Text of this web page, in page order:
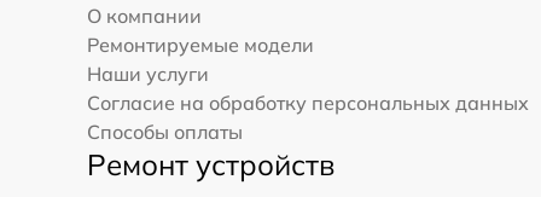
О компании
Ремонтируемые модели
Наши услуги
Согласие на обработку персональных данных
Способы оплаты
Ремонт устройств